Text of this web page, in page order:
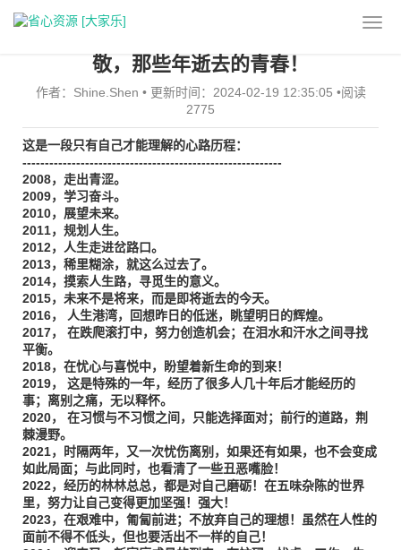
站长日志
敬，那些年逝去的青春！
作者：Shine.Shen • 更新时间：2024-02-19 12:35:05 •阅读
2775
这是一段只有自己才能理解的心路历程：
----------------------------------------------------------
2008，走出青涩。
2009，学习奋斗。
2010，展望未来。
2011，规划人生。
2012，人生走进岔路口。
2013，稀里糊涂，就这么过去了。
2014，摸索人生路，寻觅生的意义。
2015，未来不是将来，而是即将逝去的今天。
2016， 人生港湾，回想昨日的低迷，眺望明日的辉煌。
2017， 在跌爬滚打中，努力创造机会；在泪水和汗水之间寻找
平衡。
2018，在忧心与喜悦中，盼望着新生命的到来！
2019， 这是特殊的一年，经历了很多人几十年后才能经历的
事；离别之痛，无以释怀。
2020， 在习惯与不习惯之间，只能选择面对；前行的道路，荆
棘漫野。
2021，时隔两年，又一次忧伤离别，如果还有如果，也不会变成
如此局面；与此同时，也看清了一些丑恶嘴脸！
2022，经历的林林总总，都是对自己磨砺！在五味杂陈的世界
里，努力让自己变得更加坚强！强大！
2023，在艰难中，匍匐前进；不放弃自己的理想！虽然在人性的
面前不得不低头，但也要活出不一样的自己！